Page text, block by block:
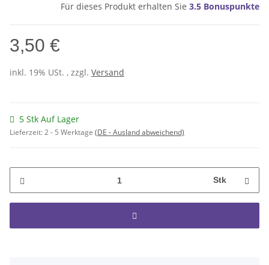
Für dieses Produkt erhalten Sie 3.5 Bonuspunkte
3,50 €
inkl. 19% USt. , zzgl. Versand
5 Stk Auf Lager
Lieferzeit:2 - 5 Werktage (DE - Ausland abweichend)
Stk